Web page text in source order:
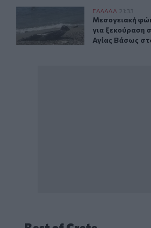
Μεσογειακή φώκια έκανε στάση
ΕΛΛAΔΑ 21:33
Μεσογειακή
Μεσογειακή
για ξεκούραση
Αγίας Βάσως